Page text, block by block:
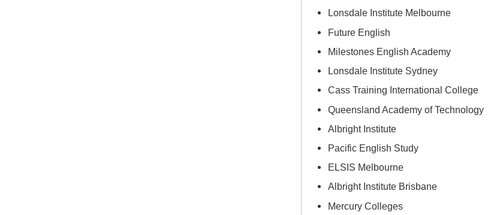
Lonsdale Institute Melbourne
Future English
Milestones English Academy
Lonsdale Institute Sydney
Cass Training International College
Queensland Academy of Technology
Albright Institute
Pacific English Study
ELSIS Melbourne
Albright Institute Brisbane
Mercury Colleges